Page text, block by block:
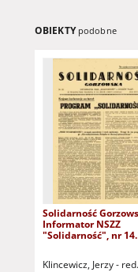
OBIEKTY podobne
Solidarność
Informator NSZZ
"Solidarność", nr 14
Klincewicz, Jerzy - red.